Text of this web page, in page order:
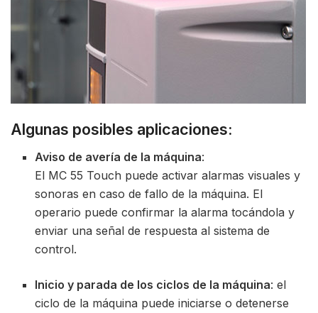
Algunas posibles aplicaciones:
Aviso de avería de la máquina:
El MC 55 Touch puede activar alarmas visuales y
sonoras en caso de fallo de la máquina. El
operario puede confirmar la alarma tocándola y
enviar una señal de respuesta al sistema de
control.
Inicio y parada de los ciclos de la máquina: el
ciclo de la máquina puede iniciarse o detenerse